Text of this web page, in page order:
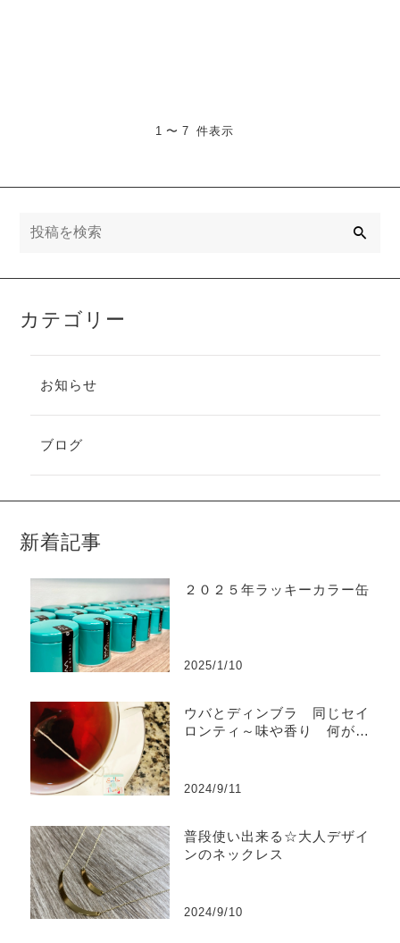
1 〜 7 件表示
カテゴリー
お知らせ
ブログ
新着記事
２０２５年ラッキーカラー缶
2025/1/10
ウバとディンブラ 同じセイ
ロンティ～味や香り 何が違
2024/9/11
普段使い出来る☆大人デザイ
ンのネックレス
2024/9/10